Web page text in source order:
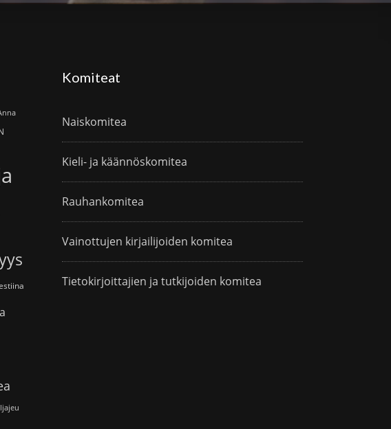
Komiteat
Naiskomitea
Kieli- ja käännöskomitea
Rauhankomitea
Vainottujen kirjailijoiden komitea
Tietokirjoittajien ja tutkijoiden komitea